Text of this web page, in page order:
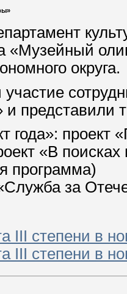
«Музейный
округа.
участие
и представили
года»: проект
«В поисках
программа)
за
III степени в
III степени в